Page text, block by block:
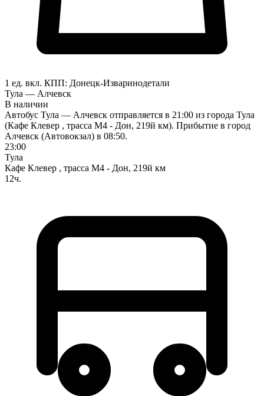
1 ед. вкл. КПП: Донецк-Изваринодетали
Тула — Алчевск
В наличии
Автобус Тула — Алчевск отправляется в 21:00 из города Тула
(Кафе Клевер , трасса М4 - Дон, 219й км). Прибытие в город
Алчевск (Автовокзал) в 08:50.
23:00
Тула
Кафе Клевер , трасса М4 - Дон, 219й км
12ч.